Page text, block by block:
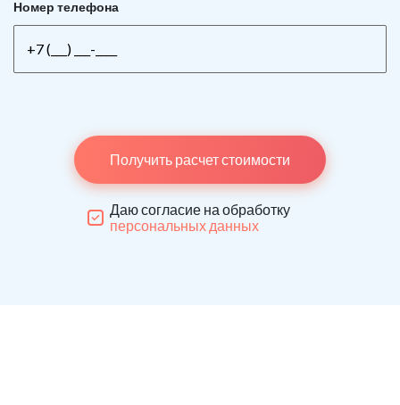
Номер телефона
Получить расчет стоимости
Даю согласие на обработку
персональных данных